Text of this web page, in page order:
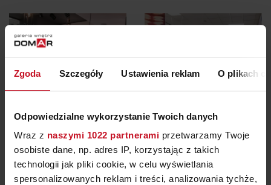
Zgoda Szczegóły Ustawienia reklam O plikach
Odpowiedzialne wykorzystanie Twoich danych
Wraz z naszymi 1022 partnerami przetwarzamy Twoje
osobiste dane, np. adres IP, korzystając z takich
technologii jak pliki cookie, w celu wyświetlania
spersonalizowanych reklam i treści, analizowania tychże,